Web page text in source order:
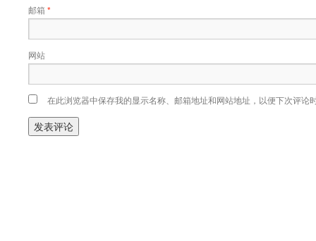
邮箱 *
网站
在此浏览器中保存我的显示名称、邮箱地址和网站地址，以便下次评论